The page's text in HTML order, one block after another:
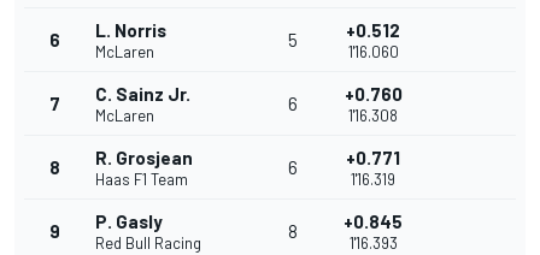
6 L. Norris
McLaren
5 +0.512
1'16.060
7 C. Sainz Jr.
McLaren
6 +0.760
1'16.308
8 R. Grosjean
Haas F1 Team
6 +0.771
1'16.319
9 P. Gasly
Red Bull Racing
8 +0.845
1'16.393